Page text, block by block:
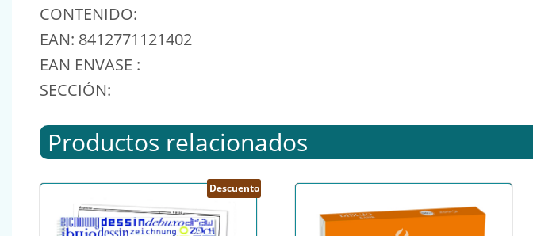
CONTENIDO:
EAN: 8412771121402
EAN ENVASE :
SECCIÓN:
Productos relacionados
Descuento